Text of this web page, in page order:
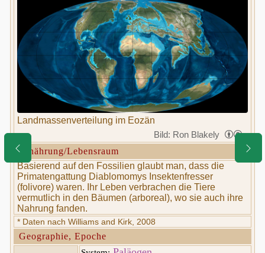
Landmassenverteilung im Eozän
Bild: Ron Blakely
Ernährung/Lebensraum
Basierend auf den Fossilien glaubt man, dass die
Primatengattung Diablomomys Insektenfresser
(folivore) waren. Ihr Leben verbrachen die Tiere
vermutlich in den Bäumen (arboreal), wo sie auch ihre
Nahrung fanden.
* Daten nach Williams and Kirk, 2008
Geographie, Epoche